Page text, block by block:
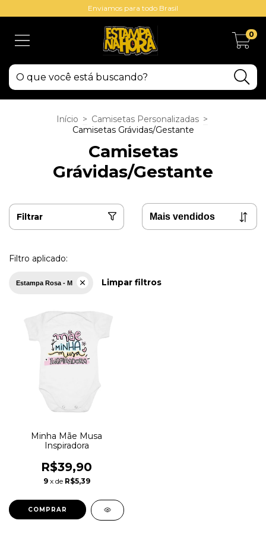
Enviamos para todo Brasil
0
Início > Camisetas Personalizadas >
Camisetas Grávidas/Gestante
Camisetas
Grávidas/Gestante
Filtrar
Filtro aplicado:
Estampa Rosa - M Limpar filtros
Minha Mãe Musa
Inspiradora
R$39,90
9 x de R$5,39
COMPRAR